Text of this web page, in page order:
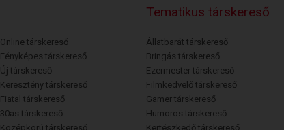
Online társkereső
Fényképes társkereső
Új társkereső
Keresztény társkereső
Fiatal társkereső
30as társkereső
Középkorú társkereső
Tematikus társkereső
Állatbarát társkereső
Bringás társkereső
Ezermester társkereső
Filmkedvelő társkereső
Gamer társkereső
Humoros társkereső
Kertészkedő társkereső